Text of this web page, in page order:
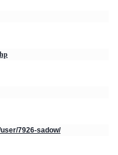
7926-sadow/